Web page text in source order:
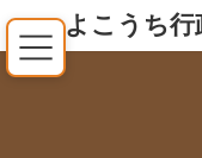
コ
テ
ナ
ゲ
よこう